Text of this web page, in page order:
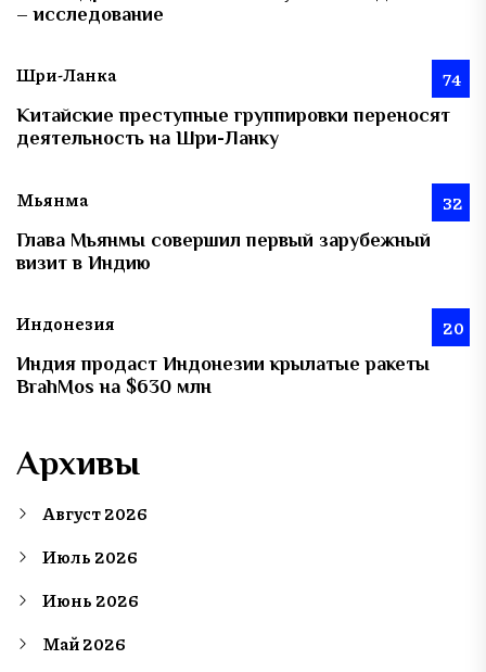
– исследование
Шри-Ланка 74
Китайские преступные группировки переносят
деятельность на Шри-Ланку
Мьянма 32
Глава Мьянмы совершил первый зарубежный
визит в Индию
Индонезия 20
Индия продаст Индонезии крылатые ракеты
BrahMos на $630 млн
Архивы
Август 2026
Июль 2026
Июнь 2026
Май 2026